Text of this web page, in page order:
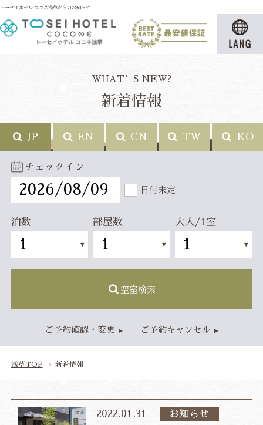
トーセイホテル ココネ浅草からのお知らせ
WHAT’S NEW?
新着情報
JP EN CN TW KO
チェックイン
日付未定
泊数 部屋数 大人/1室
空室検索
ご予約確認・変更 ご予約キャンセル
浅草TOP 新着情報
2022.01.31
お知らせ
レストラン